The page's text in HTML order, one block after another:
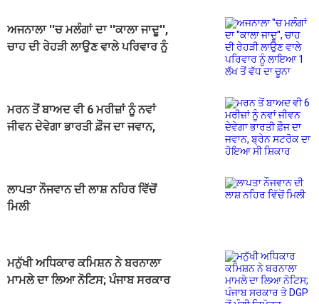
ਅਜਨਾਲਾ ''ਚ ਮਲੰਗਾਂ ਦਾ ''ਕਾਲਾ ਜਾਦੂ'',
ਚਾਹ ਦੀ ਰੇਹੜੀ ਲਾਉਣ ਵਾਲੇ ਪਰਿਵਾਰ ਨੂੰ
ਮਰਨ ਤੋਂ ਬਾਅਦ ਵੀ 6 ਮਰੀਜ਼ਾਂ ਨੂੰ ਨਵਾਂ
ਜੀਵਨ ਦੇਵੇਗਾ ਭਾਰਤੀ ਫ਼ੌਜ ਦਾ ਜਵਾਨ,
ਲਾਪਤਾ ਨੌਜਵਾਨ ਦੀ ਲਾਸ਼ ਨਹਿਰ ਵਿੱਚੋਂ
ਮਿਲੀ
ਮਨੁੱਖੀ ਅਧਿਕਾਰ ਕਮਿਸ਼ਨ ਨੇ ਬਰਨਾਲਾ
ਮਾਮਲੇ ਦਾ ਲਿਆ ਨੋਟਿਸ; ਪੰਜਾਬ ਸਰਕਾਰ